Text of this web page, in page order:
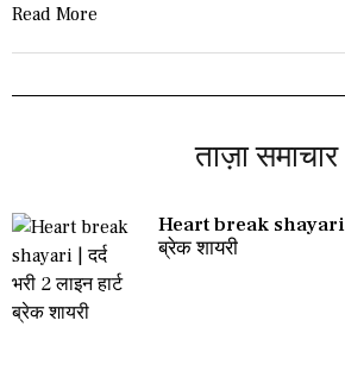
Read More
ताज़ा समाचार
Heart break shayari |
ब्रेक शायरी